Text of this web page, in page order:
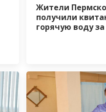
Жители
получили
горячую воду